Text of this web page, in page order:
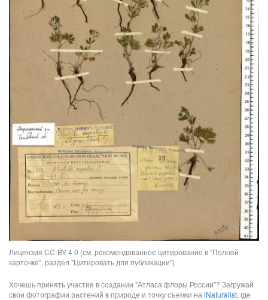
Лицензия CC-BY 4.0 (см. рекомендованное цитирование в "Полной
карточке", раздел "Цитировать для публикации")
Хочешь принять участие в создании "Атласа флоры России"? Загружай
свои фотографии растений в природе и точку съемки на iNaturalist, где